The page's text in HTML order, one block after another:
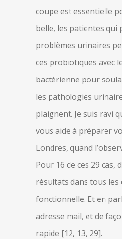
coupe est essentielle
belle, les patientes qui
problèmes urinaires
ces probiotiques avec
bactérienne pour
les pathologies
plaignent. Je suis ravi
vous aide à préparer
Londres, quand
Pour 16 de ces 29 cas,
résultats dans tous les
fonctionnelle. Et en
adresse mail, et de
rapide [12, 13, 29].